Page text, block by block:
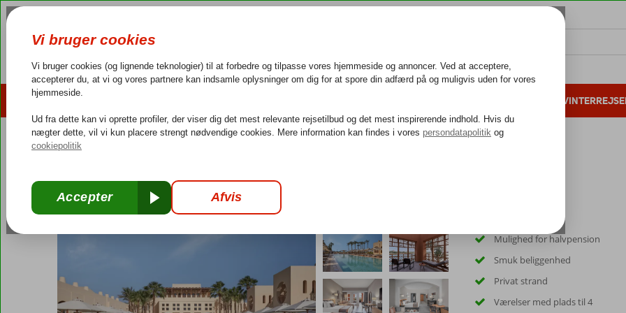
4,3/5 på Trustpilot Dansk guideservice 40.000 danske gæster i 2025 25 års erfaring
Steigenberger Golf Resort
Morgenmad-Hotel
Mulighed for halvpension
Smuk beliggenhed
Privat strand
Værelser med plads til 4